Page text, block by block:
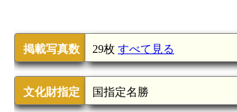
掲載写真数 29枚 すべて見る
文化財指定 国指定名勝